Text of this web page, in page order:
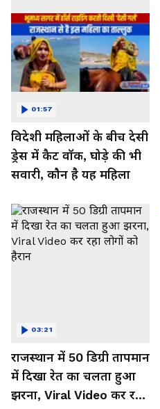
विदेशी महिलाओं के बीच देसी
ड्रेस में कैट वॉक, घोड़े की भी
सवारी, कौन है यह महिला
01:57
राजस्थान में 50 डिग्री तापमान
में दिखा रेत का चलता हुआ
झरना, Viral Video कर रहा
03:21